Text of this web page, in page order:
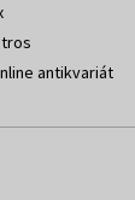
antikvariát